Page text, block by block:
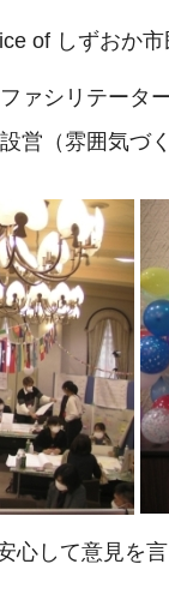
of しずおか
ァシリテータ
営（雰囲気づ
心して意見を